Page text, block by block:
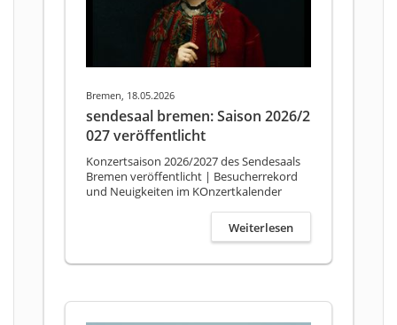
Bremen, 18.05.2026
sendesaal bremen: Saison 2026/2
027 veröffentlicht
Konzertsaison 2026/2027 des Sendesaals
Bremen veröffentlicht | Besucherrekord
und Neuigkeiten im KOnzertkalender
Weiterlesen